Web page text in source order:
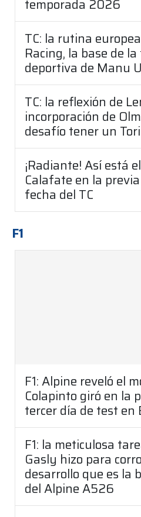
temporada 2026
TC: la rutina
Racing, la base de
deportiva de Manu
TC: la reflexión de
incorporación de
desafío tener un
¡Radiante! Así está
Calafate en la
fecha del TC
F1
F1: Alpine reveló el
Colapinto giró en la
tercer día de test en
F1: la meticulosa
Gasly hizo para
desarrollo que es la
del Alpine A526